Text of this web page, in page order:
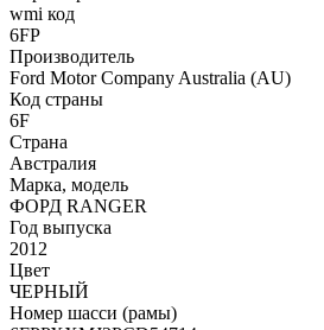
wmi код
6FP
Производитель
Ford Motor Company Australia (AU)
Код страны
6F
Страна
Австралия
Марка, модель
ФОРД RАNGЕR
Год выпуска
2012
Цвет
ЧЕРНЫЙ
Номер шасси (рамы)